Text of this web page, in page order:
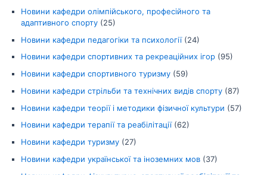
Новини кафедри олімпійського, професійного та
адаптивного спорту (25)
Новини кафедри педагогіки та психології(24)
Новини кафедри спортивних та рекреаційних ігор (95)
Новини кафедри спортивного туризму (59)
Новини кафедри стрільби та технічних видів спорту (87)
Новини кафедри теорії і методики фізичної культури (57)
Новини кафедри терапії та реабілітації(62)
Новини кафедри туризму (27)
Новини кафедри української та іноземних мов (37)